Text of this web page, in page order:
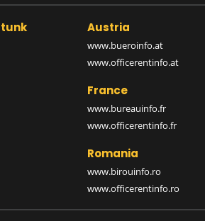
Austria
www.bueroinfo.at
www.officerentinfo.at
France
www.bureauinfo.fr
www.officerentinfo.fr
Romania
www.birouinfo.ro
www.officerentinfo.ro